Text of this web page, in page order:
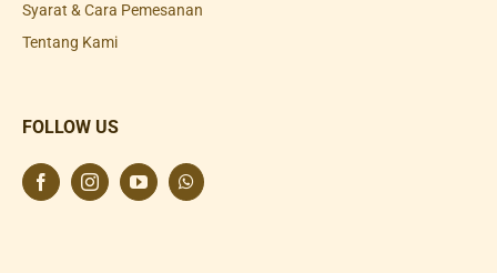
Syarat & Cara Pemesanan
Tentang Kami
FOLLOW US